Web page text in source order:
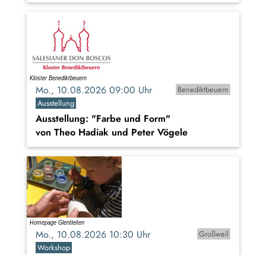
Mo., 10.08.2026 09:00 Uhr
Benediktbeuern
Ausstellung
Ausstellung: "Farbe und Form"
von Theo Hadiak und Peter Vögele
Mo., 10.08.2026 10:30 Uhr
Großweil
Workshop